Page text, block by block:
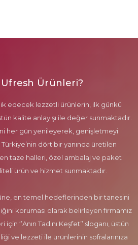
Ürünleri?
edecek lezzetli ürünlerin, ilk günkü
kalite anlayışı ile değer sunmaktadır.
her gün yenileyerek, genişletmeyi
dört bir yanında üretilen
taze halleri, özel ambalaj ve paket
ürün ve hizmet sunmaktadır.
en temel hedeflerinden bir tanesini
koruması olarak belirleyen firmamız
‘’Anın Tadını Keşfet’’ sloganı, üstün
ve lezzeti ile ürünlerinin sofralarınıza